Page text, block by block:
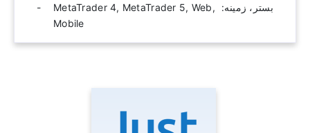
بستر، زمینه: ‫ MetaTrader 4, MetaTrader 5, Web,
Mobile